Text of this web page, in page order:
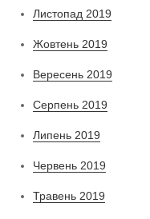
Листопад 2019
Жовтень 2019
Вересень 2019
Серпень 2019
Липень 2019
Червень 2019
Травень 2019